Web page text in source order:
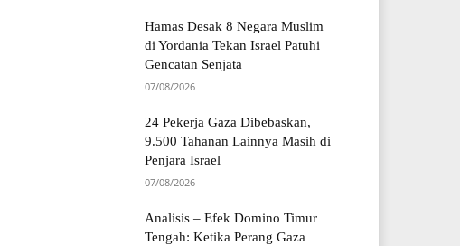
Hamas Desak 8 Negara Muslim
di Yordania Tekan Israel Patuhi
Gencatan Senjata
07/08/2026
24 Pekerja Gaza Dibebaskan,
9.500 Tahanan Lainnya Masih di
Penjara Israel
07/08/2026
Analisis – Efek Domino Timur
Tengah: Ketika Perang Gaza